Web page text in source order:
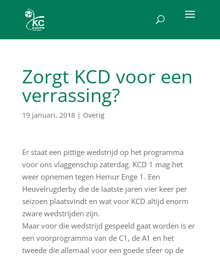
Zorgt KCD voor een
verrassing?
19 januari, 2018| Overig
Er staat een pittige wedstrijd op het programma
voor ons vlaggenschip zaterdag. KCD 1 mag het
weer opnemen tegen Hemur Enge 1. Een
Heuvelrugderby die de laatste jaren vier keer per
seizoen plaatsvindt en wat voor KCD altijd enorm
zware wedstrijden zijn.
Maar voor die wedstrijd gespeeld gaat worden is er
een voorprogramma van de C1, de A1 en het
tweede die allemaal voor een goede sfeer op de